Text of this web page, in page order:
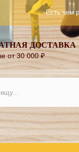
Есть чем
ДОСТАВКА
от 30 000₽